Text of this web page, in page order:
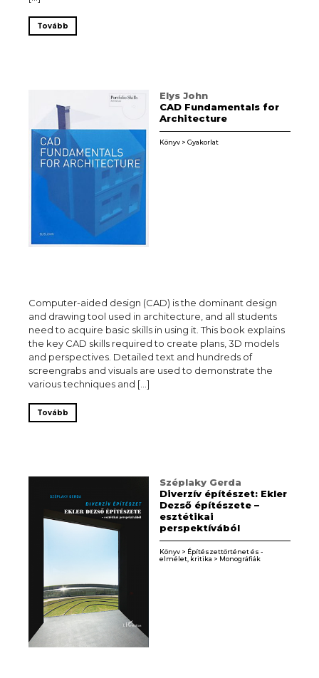
Tovább
Elys John
CAD Fundamentals for
Architecture
Könyv > Gyakorlat
Computer-aided design (CAD) is the dominant design
and drawing tool used in architecture, and all students
need to acquire basic skills in using it. This book explains
the key CAD skills required to create plans, 3D models
and perspectives. Detailed text and hundreds of
screengrabs and visuals are used to demonstrate the
various techniques and […]
Tovább
Széplaky Gerda
Diverzív építészet: Ekler
Dezső építészete –
esztétikai
perspektívából
Könyv > Építészettörténet és -
elmélet, kritika > Monográfiák